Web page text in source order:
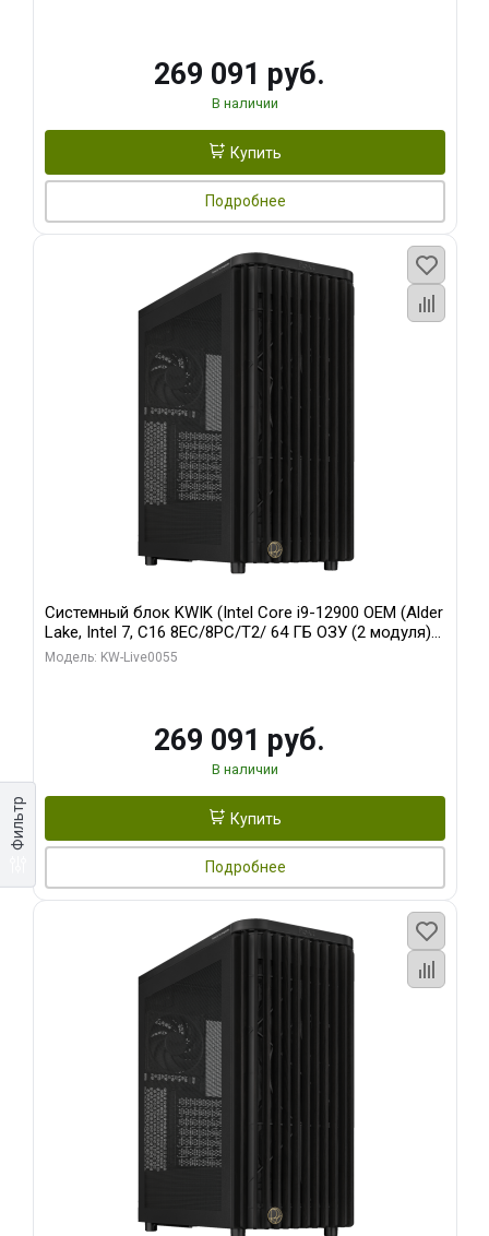
Фильтр
269 091 руб.
В наличии
Купить
Подробнее
Системный блок KWIK (Intel Core i9-12900 OEM (Alder
Lake, Intel 7, C16 8EC/8PC/T2/ 64 ГБ ОЗУ (2 модуля)/
MSI RTX5080 SHADOW 3X OC 16GB GDDR7 256bit 3xDP
Модель: KW-Live0055
269 091 руб.
В наличии
Купить
Подробнее